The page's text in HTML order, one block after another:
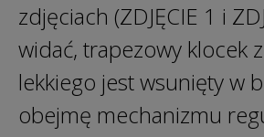
zdjęciach (ZDJĘCIE 1 i
widać, trapezowy klocek
lekkiego jest wsunięty w
obejmę mechanizmu